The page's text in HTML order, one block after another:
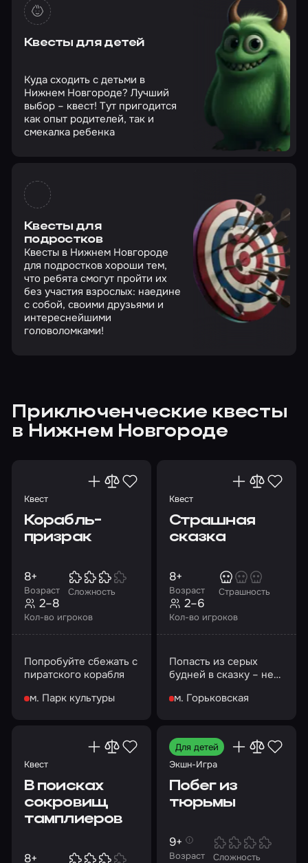
Квесты для детей
Куда сходить с детьми в
Нижнем Новгороде? Лучший
выбор – квест! Тут пригодится
как опыт родителей, так и
смекалка ребенка
Квесты для
подростков
Квесты в Нижнем Новгороде
для подростков хороши тем,
что ребята смогут пройти их
без участия взрослых: наедине
с собой, своими друзьями и
интереснейшими
головоломками!
Приключенческие квесты
в Нижнем Новгороде
Квест
Корабль-
призрак
Возраст
8+
Сложность
Кол-во игроков
2–8
Попробуйте сбежать с
пиратского корабля
м. Парк культуры
Квест
Страшная
сказка
Возраст
8+
Страшность
Кол-во игроков
2–6
Попасть из серых
будней в сказку – нет
невозможного…
м. Горьковская
Квест
В поисках
сокровищ
тамплиеров
8+
Для детей
Экшн-Игра
Побег из
тюрьмы
Возраст
9+
Сложность